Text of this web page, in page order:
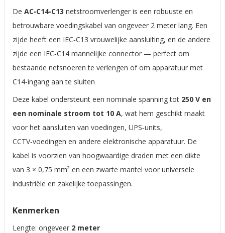
De AC‑C14‑C13 netstroomverlenger is een robuuste en
betrouwbare voedingskabel van ongeveer 2 meter lang. Een
zijde heeft een IEC‑C13 vrouwelijke aansluiting, en de andere
zijde een IEC‑C14 mannelijke connector — perfect om
bestaande netsnoeren te verlengen of om apparatuur met
C14‑ingang aan te sluiten
Deze kabel ondersteunt een nominale spanning tot 250 V en
een nominale stroom tot 10 A, wat hem geschikt maakt
voor het aansluiten van voedingen, UPS‑units,
CCTV‑voedingen en andere elektronische apparatuur. De
kabel is voorzien van hoogwaardige draden met een dikte
van 3 × 0,75 mm² en een zwarte mantel voor universele
industriële en zakelijke toepassingen.
Kenmerken
Lengte: ongeveer 2 meter